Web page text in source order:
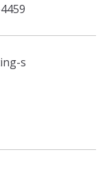
s